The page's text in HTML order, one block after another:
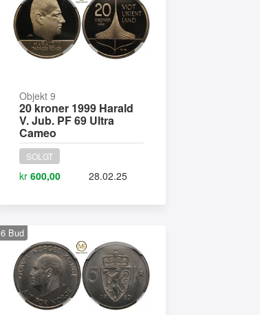
Objekt 9
20 kroner 1999 Harald
V. Jub. PF 69 Ultra
Cameo
SOLGT
kr 600,00 28.02.25
6 Bud